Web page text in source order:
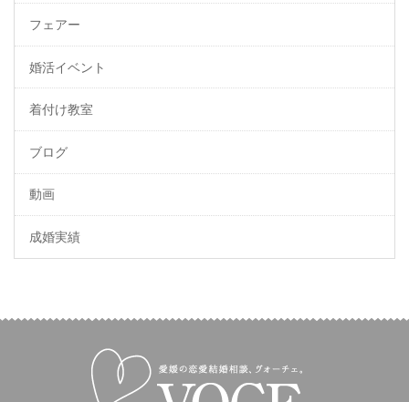
フェアー
婚活イベント
着付け教室
ブログ
動画
成婚実績